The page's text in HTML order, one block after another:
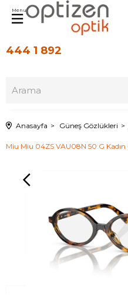
444 1 892
Menu
Anasayfa Güneş Gözlükleri
Miu Miu 04ZS VAU08N 50 G